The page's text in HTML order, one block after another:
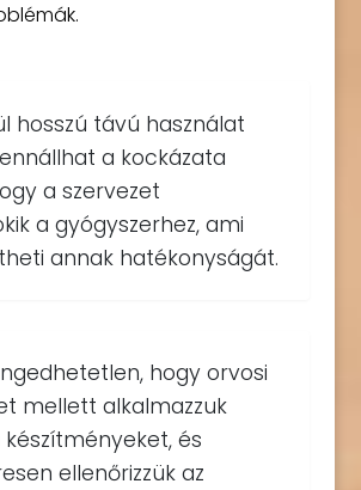
hosszú távú használat
a kockázata
a szervezet
a gyógyszerhez, ami
annak hatékonyságát.
hogy orvosi
mellett alkalmazzuk
és
ellenőrizzük az